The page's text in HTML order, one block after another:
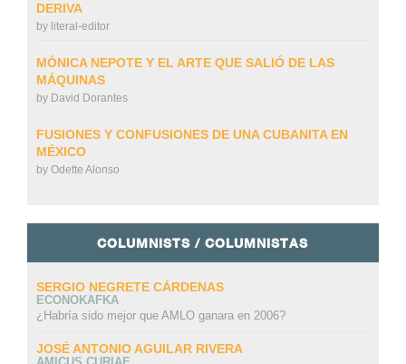
DERIVA
by literal-editor
MÓNICA NEPOTE Y EL ARTE QUE SALIÓ DE LAS
MÁQUINAS
by David Dorantes
FUSIONES Y CONFUSIONES DE UNA CUBANITA EN
MÉXICO
by Odette Alonso
COLUMNISTS / COLUMNISTAS
SERGIO NEGRETE CÁRDENAS
ECONOKAFKA
¿Habría sido mejor que AMLO ganara en 2006?
JOSÉ ANTONIO AGUILAR RIVERA